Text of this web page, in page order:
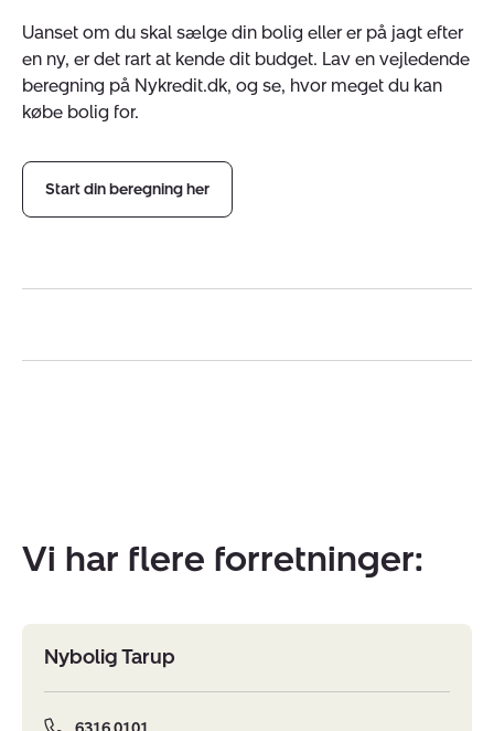
Uanset om du skal sælge din bolig eller er på jagt efter
en ny, er det rart at kende dit budget. Lav en vejledende
beregning på Nykredit.dk, og se, hvor meget du kan
købe bolig for.
Start din beregning her
Vi har flere forretninger:
Nybolig Tarup